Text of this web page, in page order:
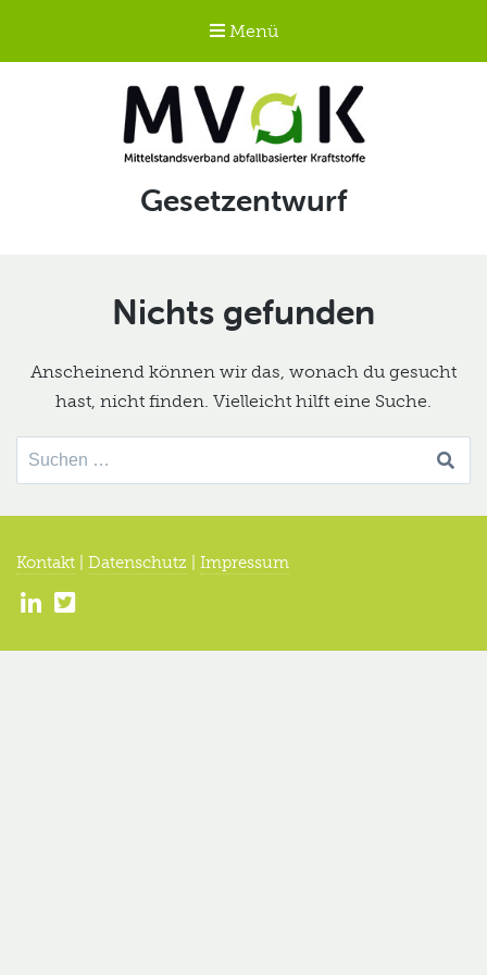
Menü
Mittelstandsverband
abfallbasierter
Schlagwort:
Gesetzentwurf
Nichts gefunden
Anscheinend können wir das, wonach du gesucht
hast, nicht finden. Vielleicht hilft eine Suche.
Suche
nach:
Kontakt Datenschutz Impressum